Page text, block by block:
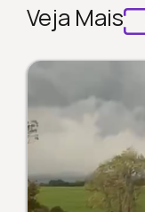
Veja Mais